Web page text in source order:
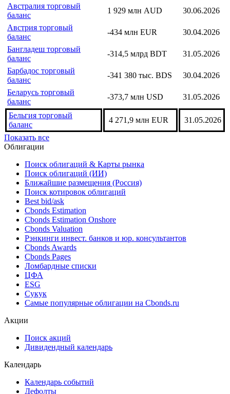
Бахрейн торговый баланс
-62,4 млн BHD
31.05.2026
Армения торговый
баланс
Австралия торговый
баланс
Австрия торговый
баланс
Бангладеш торговый
баланс
Барбадос торговый
баланс
-341 380 тыс. BDS
30.04.2026
Беларусь торговый
баланс
-373,7 млн USD 31.05.2026
Бельгия торговый
баланс
Показать все
Облигации
Поиск облигаций & Карты рынка
Поиск облигаций (ИИ)
Ближайшие размещения (Россия)
Поиск котировок облигаций
Best bid/ask
Cbonds Estimation
Cbonds Estimation Onshore
Cbonds Valuation
Рэнкинги инвест. банков и юр. консультантов
Cbonds Awards
Cbonds Pages
Ломбардные списки
ESG
Самые популярные облигации на Cbonds.ru
Дивидендный календарь